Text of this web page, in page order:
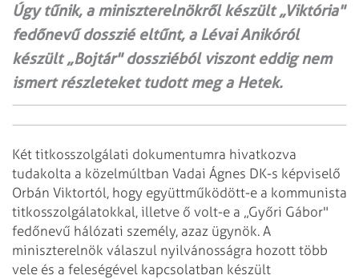
Úgy tűnik, a miniszterelnökről készült „Viktória"
fedőnevű dosszié eltűnt, a Lévai Anikóról
készült „Bojtár" dossziéból viszont eddig nem
ismert részleteket tudott meg a Hetek.
Két titkosszolgálati dokumentumra hivatkozva
tudakolta a közelmúltban Vadai Ágnes DK-s képviselő
Orbán Viktortól, hogy együttműködött-e a kommunista
titkosszolgálatokkal, illetve ő volt-e a „Győri Gábor"
fedőnevű hálózati személy, azaz ügynök. A
miniszterelnök válaszul nyilvánosságra hozott több
vele és a feleségével kapcsolatban készült